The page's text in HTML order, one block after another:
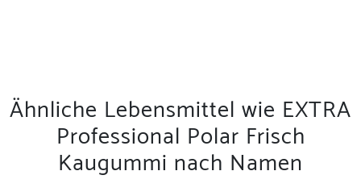
Ähnliche Lebensmittel wie EXTRA
Professional Polar Frisch
Kaugummi nach Namen